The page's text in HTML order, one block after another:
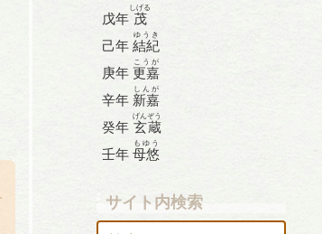
戊年 茂
しげる
己年 結紀
ゆうき
庚年 更嘉
こうが
辛年 新嘉
しんが
癸年 玄蔵
げんぞう
壬年 母悠
もゆう
サイト内検索